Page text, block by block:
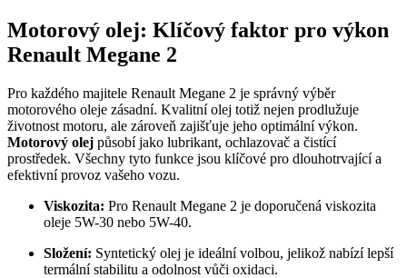
Motorový olej: Klíčový faktor pro výkon
Renault Megane 2
Pro každého majitele Renault Megane 2 je správný výběr
motorového oleje zásadní. Kvalitní olej totiž nejen prodlužuje
životnost motoru, ale zároveň zajišťuje jeho optimální výkon.
Motorový olej působí jako lubrikant, ochlazovač a čistící
prostředek. Všechny tyto funkce jsou klíčové pro dlouhotrvající a
efektivní provoz vašeho vozu.
Viskozita: Pro Renault Megane 2 je doporučená viskozita
oleje 5W-30 nebo 5W-40.
Složení: Syntetický olej je ideální volbou, jelikož nabízí lepší
termální stabilitu a odolnost vůči oxidaci.